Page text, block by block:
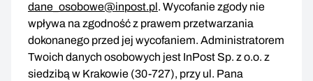
dane_osobowe@inpost.pl. Wycofanie zgody nie
wpływa na zgodność z prawem przetwarzania
dokonanego przed jej wycofaniem. Administratorem
Twoich danych osobowych jest InPost Sp. z o.o. z
siedzibą w Krakowie (30-727), przy ul. Pana